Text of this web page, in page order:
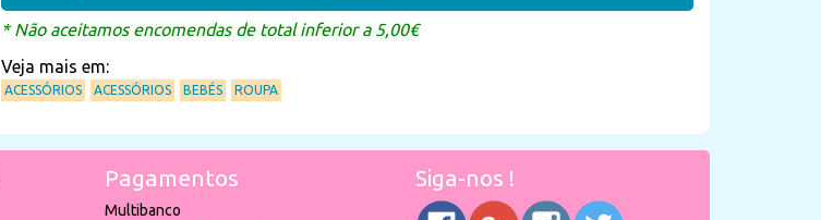
* Não aceitamos encomendas de total inferior a 5,00€
Veja mais em:
ACESSÓRIOS ACESSÓRIOS BEBÉS ROUPA
Pagamentos
Multibanco
Siga-nos !